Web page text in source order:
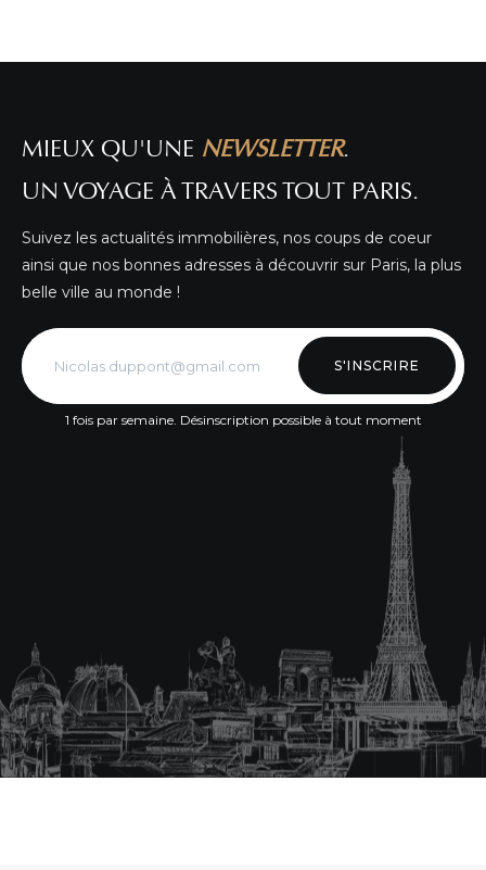
MIEUX QU'UNE NEWSLETTER.
UN VOYAGE À TRAVERS TOUT PARIS.
Suivez les actualités immobilières, nos coups de coeur
ainsi que nos bonnes adresses à découvrir sur Paris, la plus
belle ville au monde !
S'INSCRIRE
1 fois par semaine. Désinscription possible à tout moment